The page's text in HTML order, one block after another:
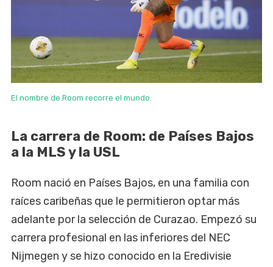
El nombre de Room recorre el mundo.
La carrera de Room: de Países Bajos
a la MLS y la USL
Room nació en Países Bajos, en una familia con
raíces caribeñas que le permitieron optar más
adelante por la selección de Curazao. Empezó su
carrera profesional en las inferiores del NEC
Nijmegen y se hizo conocido en la Eredivisie